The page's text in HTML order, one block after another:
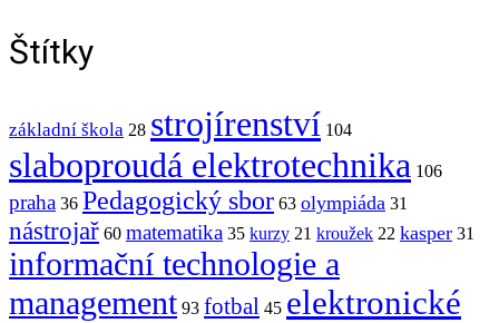
Štítky
základní škola 28 strojírenství 104
slaboproudá elektrotechnika 106
praha 36 Pedagogický sbor 63 olympiáda 31
nástrojař 60 matematika 35 kurzy 21 kroužek 22 kasper 31
informační technologie a
management 93 fotbal 45 elektronické